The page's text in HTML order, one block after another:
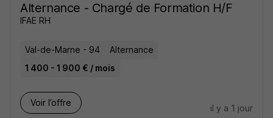
Alternance - Chargé de Formation H/F
IFAE RH
Val-de-Marne - 94
Alternance
1 400 - 1 900 € / mois
Voir l’offre
il y a 1 jour